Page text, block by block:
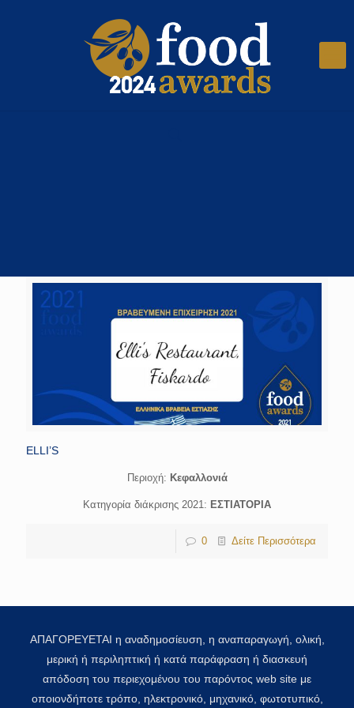
ELLI’S
Περιοχή: Κεφαλλονιά
Κατηγορία διάκρισης 2021: ΕΣΤΙΑΤΟΡΙΑ
0 Δείτε Περισσότερα
ΑΠΑΓΟΡΕΥΕΤΑΙ η αναδημοσίευση, η αναπαραγωγή, ολική,
μερική ή περιληπτική ή κατά παράφραση ή διασκευή
απόδοση του περιεχομένου του παρόντος web site με
οποιονδήποτε τρόπο, ηλεκτρονικό, μηχανικό, φωτοτυπικό,